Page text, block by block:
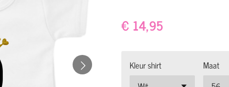
€ 14,95
Kleur shirt Maat